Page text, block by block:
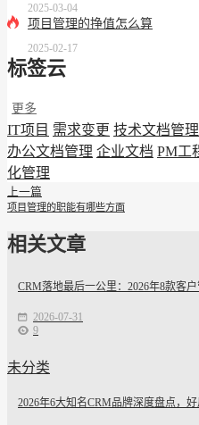
2025-03-04
项目管理的挣值怎么算
2025-02-17
标签云
更多
IT项目 需求变更 技术文档管理
办公文档管理 企业文档 PM工
化管理
上一篇
项目管理的职能有哪些方面
相关文章
CRM落地最后一公里：2026年8款客
2026-07-31
9
未分类
2026年6大知名CRM品牌深度盘点，